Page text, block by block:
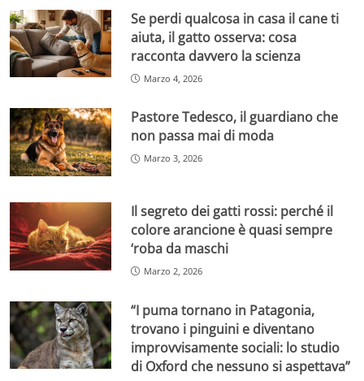
Se perdi qualcosa in casa il cane ti
aiuta, il gatto osserva: cosa
racconta davvero la scienza
Marzo 4, 2026
Pastore Tedesco, il guardiano che
non passa mai di moda
Marzo 3, 2026
Il segreto dei gatti rossi: perché il
colore arancione è quasi sempre
‘roba da maschi
Marzo 2, 2026
“I puma tornano in Patagonia,
trovano i pinguini e diventano
improvvisamente sociali: lo studio
di Oxford che nessuno si aspettava”